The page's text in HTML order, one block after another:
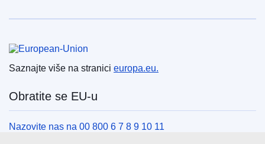
Saznajte više na stranici europa.eu.
Obratite se EU-u
Nazovite nas na 00 800 6 7 8 9 10 11